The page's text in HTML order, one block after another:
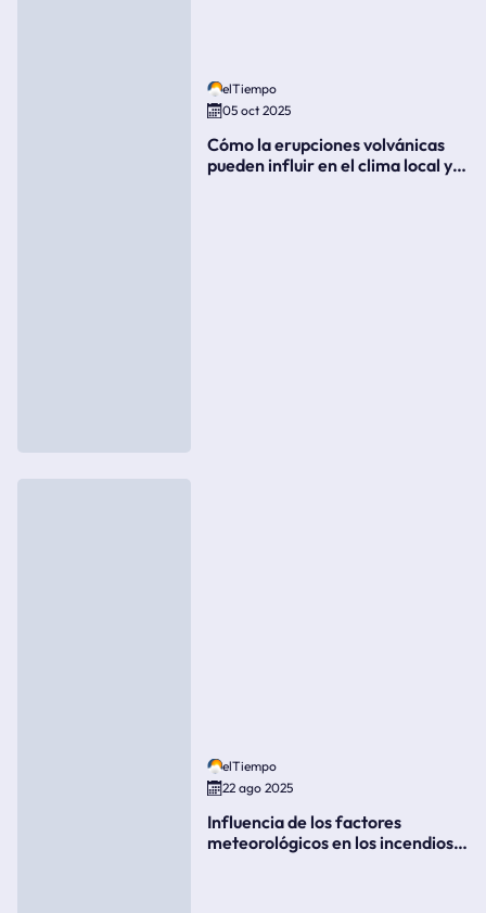
elTiempo
05 oct 2025
Cómo la erupciones volvánicas
pueden influir en el clima local y
elTiempo
22 ago 2025
Influencia de los factores
meteorológicos en los incendios